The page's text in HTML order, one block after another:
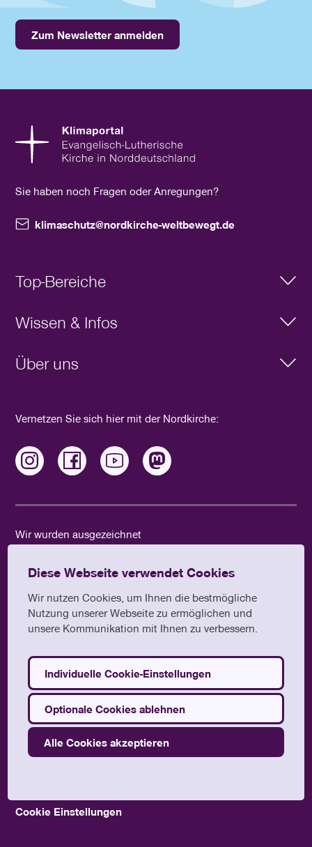
Zum Newsletter anmelden
Sie haben noch Fragen oder Anregungen?
klimaschutz@nordkirche-weltbewegt.de
Top-Bereiche
Aktiv werden
Schöpfung
Wissen & Infos
Praxisbeispiele
FörderWegWeiser
Über uns
Ansprechpersonen in den Kirchenkreisen
Vernetzen Sie sich hier mit der Nordkirche:
Wir wurden ausgezeichnet
©2024 Umwelt- und Klimaschutzbüro der Nordkirche.
Cookie Einstellungen
Diese Webseite verwendet Cookies
Wir nutzen Cookies, um Ihnen die bestmögliche
Nutzung unserer Webseite zu ermöglichen und
unsere Kommunikation mit Ihnen zu verbessern.
Individuelle Cookie-Einstellungen
Optionale Cookies ablehnen
Alle Cookies akzeptieren